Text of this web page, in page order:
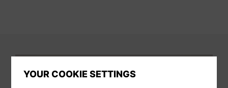
YOUR COOKIE SETTINGS